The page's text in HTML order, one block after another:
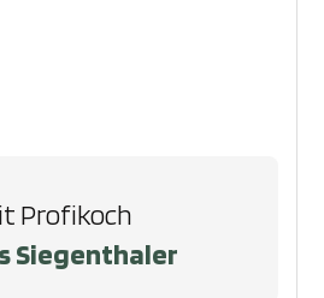
Profikoch
Siegenthaler